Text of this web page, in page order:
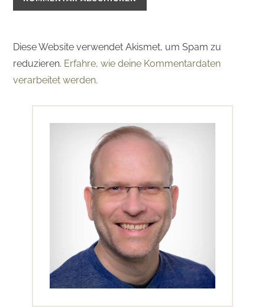
Diese Website verwendet Akismet, um Spam zu
reduzieren. Erfahre, wie deine Kommentardaten
verarbeitet werden.